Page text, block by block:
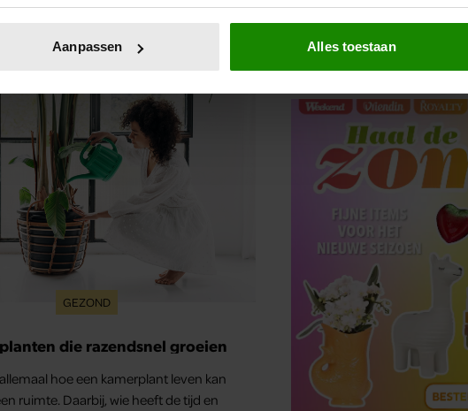
te scannen op specifieke eigenschappen (fingerprinting)
in de Cookieverklaring.
te personaliseren, om functies voor social media te bieden en om ons
over uw gebruik van onze site met onze partners voor social
deze gegevens combineren met andere informatie die u aan ze heeft
van uw gebruik van hun services. U gaat akkoord met onze cookies als u
Aanpassen Alles toestaan
GEZOND
die razendsnel groeien
hoe een kamerplant leven kan
ruimte. Daarbij, wie heeft de tijd en